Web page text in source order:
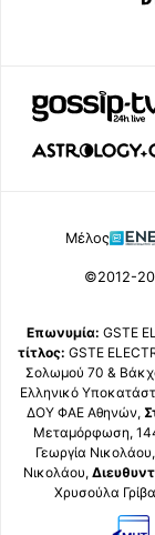
Μέλος
©2012-
Επωνυμία: GSTE
τίτλος: GSTE
Σολωμού 70 &
Ελληνικό
ΔΟΥ ΦΑΕ Αθηνών,
Μεταμόρφωση,
Γεωργία Νικολάου,
Νικολάου,
Χρυσούλα